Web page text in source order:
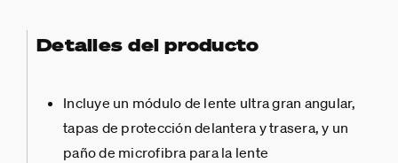
Detalles del producto
Incluye un módulo de lente ultra gran angular,
tapas de protección delantera y trasera, y un
paño de microfibra para la lente